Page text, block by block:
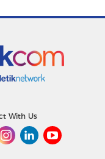
With Us